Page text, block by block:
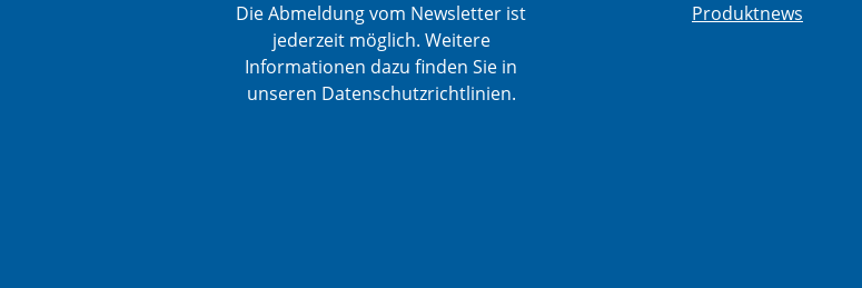
Die Abmeldung vom Newsletter ist
jederzeit möglich. Weitere
Informationen dazu finden Sie in
unseren Datenschutzrichtlinien.
Produktnews